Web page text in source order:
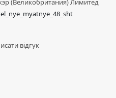
(Великобритания) Лимитед
відгук